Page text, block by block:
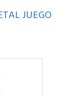
JUEGO